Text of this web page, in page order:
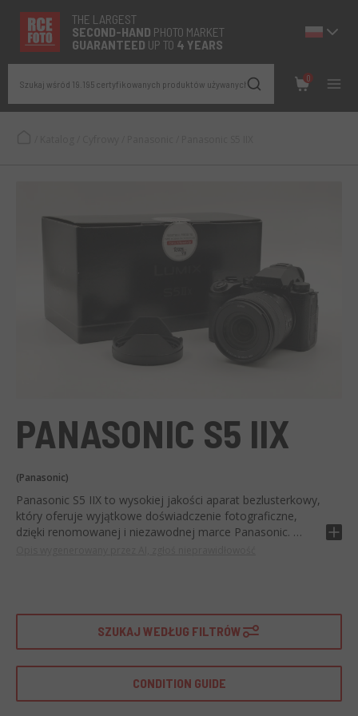
THE LARGEST
SECOND-HAND PHOTO MARKET
GUARANTEED UP TO 4 YEARS
Szukaj wśród 19.195 certyfikowanych produktów używanych
0
PANASONIC S5 IIX
(Panasonic)
Panasonic S5 IIX to wysokiej jakości aparat bezlusterkowy,
który oferuje wyjątkowe doświadczenie fotograficzne,
dzięki renomowanej i niezawodnej marce Panasonic.
imponująca zdolność do ciągłego strzelania z prędkością 7
klatek na sekundę sprawia, że jest idealny do uchwycenia
To idealny sprzęt dla profesjonalnych fotografów
poszukujących najwyższej jakości obrazu, którzy chcą
SZUKAJ WEDŁUG FILTRÓW
CONDITION GUIDE